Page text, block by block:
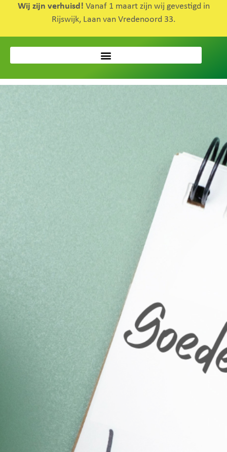
Wij zijn verhuisd! Vanaf 1 maart zijn wij gevestigd in
Rijswijk, Laan van Vredenoord 33.